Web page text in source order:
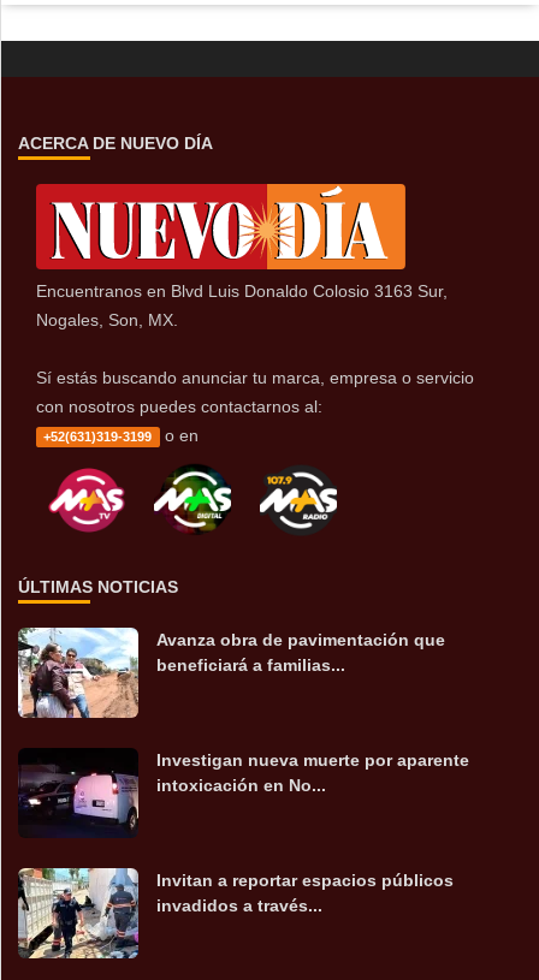
ACERCA DE NUEVO DÍA
Encuentranos en Blvd Luis Donaldo Colosio 3163 Sur,
Nogales, Son, MX.
Sí estás buscando anunciar tu marca, empresa o servicio
con nosotros puedes contactarnos al:
+52(631)319-3199 o en
ÚLTIMAS NOTICIAS
Avanza obra de pavimentación que
beneficiará a familias...
Investigan nueva muerte por aparente
intoxicación en No...
Invitan a reportar espacios públicos
invadidos a través...